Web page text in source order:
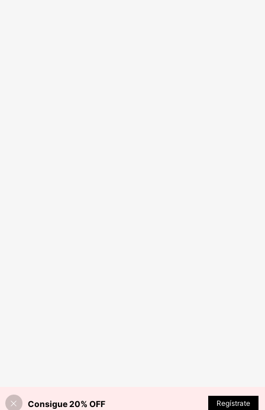
Consigue 20% OFF Regístrate